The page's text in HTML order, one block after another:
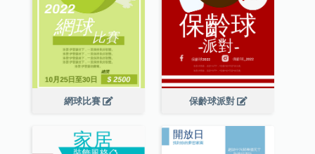
網球比賽 保齡球派對